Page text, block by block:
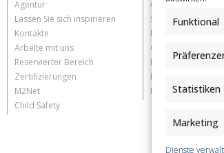
Funktional
Statistiken
Marketing
Dienste
Agentur
Lassen Sie sich inspirieren
Kontakte
Arbeite mit uns
Reservierter Bereich
Zertifizierungen
M2Net
Child Safety
Customer
Supplier
Information for
Contact Information
Register
Newsletter
Events Information